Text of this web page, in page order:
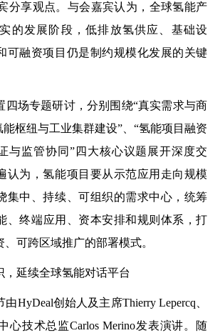
分享观点。与会嘉宾认为，全球氢能产
的发展阶段，低排放氢供应、基础设
可融资项目仍是制约规模化发展的关键
场专题研讨，分别围绕“真实需求与商
能枢纽与工业集群建设”、“氢能项目融资
与监管协同”四大核心议题展开深度交
认为，氢能项目要从示范应用走向规模
集中、持续、可组织的需求中心， 统筹
、终端应用、资本安排和规则体系，打
可跨区域推广的部署模式。
延续全球氢能对话平台
创始人及主席Thierry Lepercq、
心技术总监Carlos Merino发表演讲。随